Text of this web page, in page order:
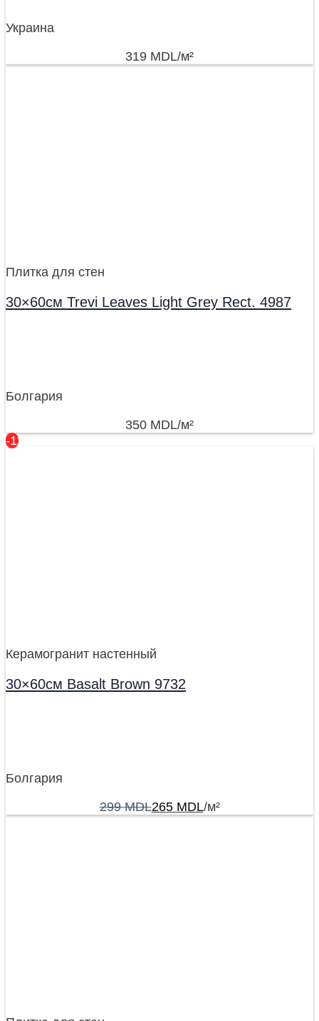
Украина
319 MDL/м²
Плитка для стен
30×60см Trevi Leaves Light Grey Rect. 4987
Болгария
350 MDL/м²
-11%
Керамогранит настенный
30×60см Basalt Brown 9732
Болгария
299MDL265 MDL/м²